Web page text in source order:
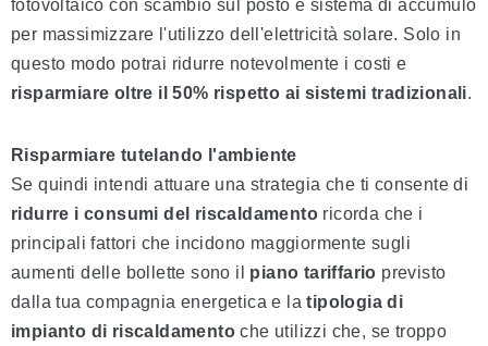
fotovoltaico con scambio sul posto e sistema di accumulo
per massimizzare l'utilizzo dell'elettricità solare. Solo in
questo modo potrai ridurre notevolmente i costi e
risparmiare oltre il 50% rispetto ai sistemi tradizionali.
Risparmiare tutelando l'ambiente
Se quindi intendi attuare una strategia che ti consente di
ridurre i consumi del riscaldamento ricorda che i
principali fattori che incidono maggiormente sugli
aumenti delle bollette sono il piano tariffario previsto
dalla tua compagnia energetica e latipologia di
impianto di riscaldamentoche utilizzi che, se troppo